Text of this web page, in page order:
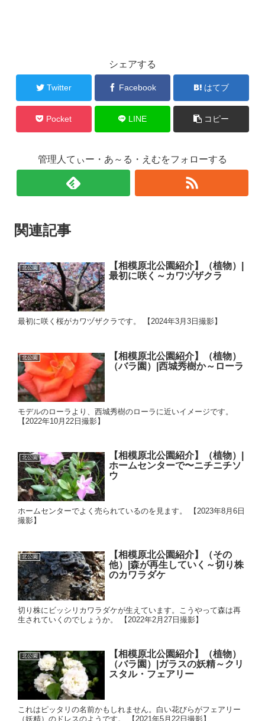
シェアする
Twitter Facebook はてブ
Pocket LINE コピー
管理人てぃー・あ～る・えむをフォローする
関連記事
北公園
【相模原北公園紹介】（植物）|
最初に咲く～カワヅザクラ
最初に咲く桜がカワヅザクラです。 【2024年3月3日撮影】
北公園
【相模原北公園紹介】（植物）
（バラ園）|西城秀樹か～ローラ
モデルのローラより、西城秀樹のローラに近いイメージです。
【2022年10月22日撮影】
北公園
【相模原北公園紹介】（植物）|
ホームセンターで〜ニチニチソ
ウ
ホームセンターでよく売られているのを見ます。 【2023年8月6日
撮影】
北公園
【相模原北公園紹介】（その
他）|森が再生していく～切り株
のカワラダケ
切り株にビッシリカワラダケが生えています。こうやって森は再
生されていくのでしょうか。 【2022年2月27日撮影】
北公園
【相模原北公園紹介】（植物）
（バラ園）|ガラスの妖精～クリ
スタル・フェアリー
これはピッタリの名前かもしれません。白い花びらがフェアリー
（妖精）のドレスのようです。 【2021年5月22日撮影】